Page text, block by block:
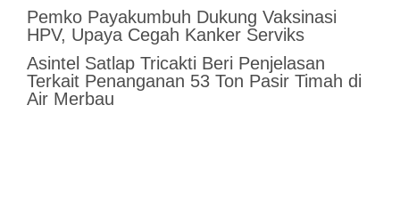
Pemko Payakumbuh Dukung Vaksinasi
HPV, Upaya Cegah Kanker Serviks
Asintel Satlap Tricakti Beri Penjelasan
Terkait Penanganan 53 Ton Pasir Timah di
Air Merbau